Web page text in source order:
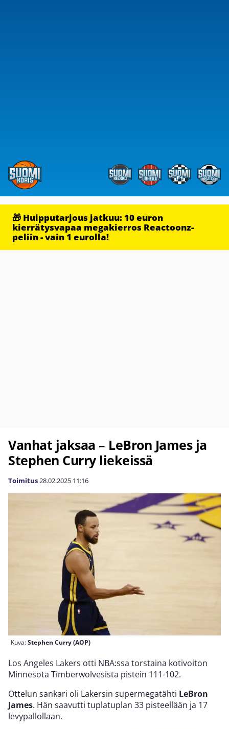
🎁 Huipputarjous jatkuu: 10 euron
kierrätysvapaa megakierros Reactoonz-
peliin - vain 1 eurolla!
Vanhat jaksaa – LeBron James ja
Stephen Curry liekeissä
Toimitus28.02.2025 11:16
Kuva:Stephen Curry (AOP)
Los Angeles Lakers otti NBA:ssa torstaina kotivoiton
Minnesota Timberwolvesista pistein 111-102.
Ottelun sankari oli Lakersin supermegatähti LeBron
James. Hän saavutti tuplatuplan 33 pisteellään ja 17
levypallollaan.